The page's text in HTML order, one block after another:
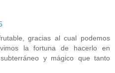
gracias al cual podemos
la fortuna de hacerlo en
y mágico que tanto